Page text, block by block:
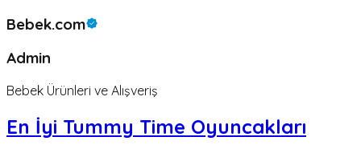
Bebek.com
Admin
Bebek Ürünleri ve Alışveriş
En İyi Tummy Time Oyuncakları